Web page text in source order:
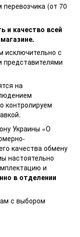
(от 70
и качество всей
исключительно с
на
контролируем
Украины «О
качества обмену
настоятельно
и
в отделении
с выбором